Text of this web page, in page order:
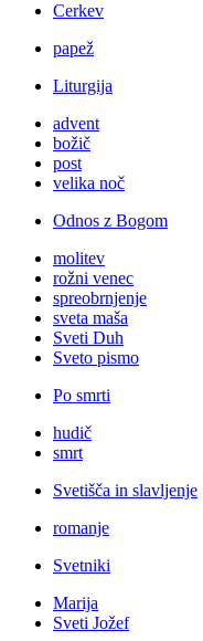
Cerkev
papež
Liturgija
advent
božič
post
velika noč
Odnos z Bogom
molitev
rožni venec
spreobrnjenje
sveta maša
Sveti Duh
Sveto pismo
Po smrti
hudič
smrt
Svetišča in slavljenje
romanje
Svetniki
Marija
Sveti Jožef